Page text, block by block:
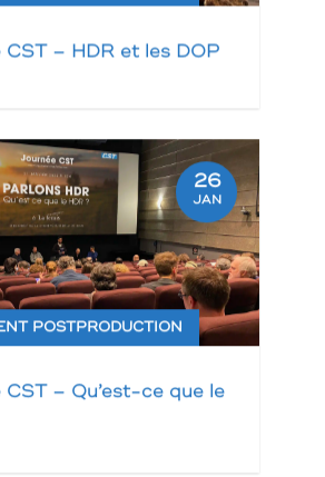
CST – HDR et les DOP
26
JAN
POSTPRODUCTION
CST – Qu’est-ce que le